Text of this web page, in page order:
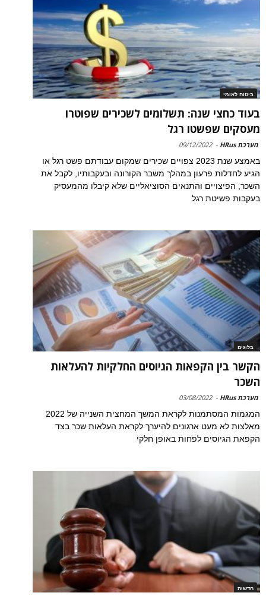
ביטוח לאומי
בעוד כחצי שנה: תשלומים לשכירים שפוטרו
מעסקים שפשטו רגל
מערכת HRus -
09/12/2022
באמצע שנת 2023 צפויים שכירים שמקום עבודתם פשט רגל או
הגיע לחדלות פרעון במהלך משבר הקורונה ובעקבותיו, לקבל את
השכר, הפיצויים והתנאים הסוציאליים שלא קיבלו מהמעסיק
בעקבות פשיטת רגל
בלוגים
הקשר בין הקפאות הגיוסים החלקיות להעלאות
השכר
מערכת HRus -
03/08/2022
המגמות המסתמנות לקראת המשך המחצית השנייה של 2022
מאלצות לא מעט ארגונים להיערך לקראת העלאות שכר בצד
הקפאת הגיוסים לפחות באופן חלקי
חדשות